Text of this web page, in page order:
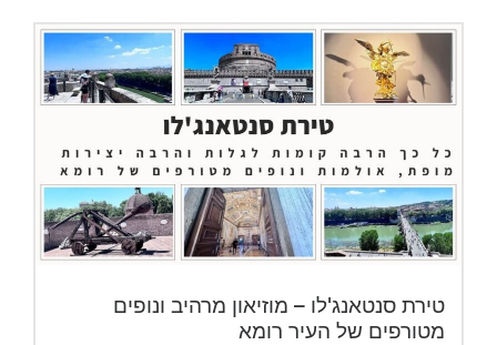
טירת סנטאנג'לו – מוזיאון מרהיב ונופים
מטורפים של העיר רומא